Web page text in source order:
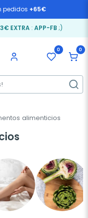
pedidos +65€
EXTRA: APP-FB ;)
0 0
alimenticios